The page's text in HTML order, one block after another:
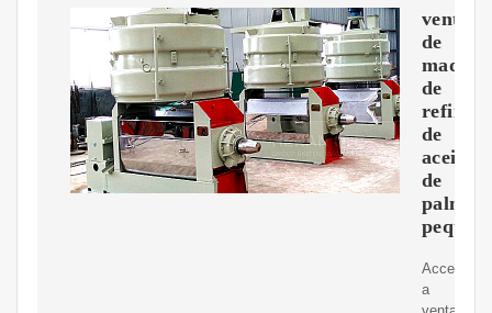
venta
de
de
de
aceite
de
palma
Acceda
a